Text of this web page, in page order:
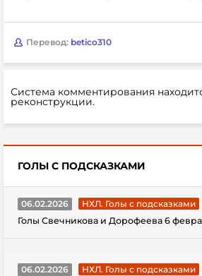
Перевод: betico310
Система комментирования
реконструкции.
ГОЛЫ С ПОДСКАЗКАМИ
06.02.2026
НХЛ. Голы с подсказками
Голы Свечникова и Дорофеева 6
06.02.2026
НХЛ. Голы с подсказками